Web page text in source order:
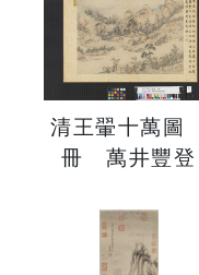
清王翬十萬圖
冊 萬井豐登